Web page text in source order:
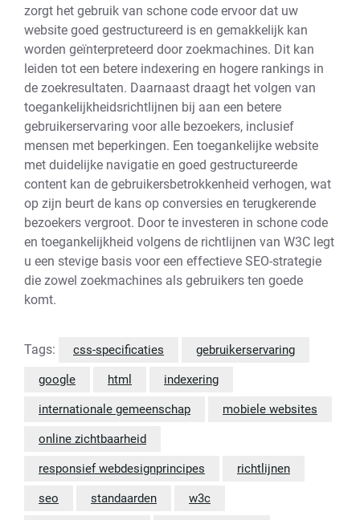
zorgt het gebruik van schone code ervoor dat uw
website goed gestructureerd is en gemakkelijk kan
worden geïnterpreteerd door zoekmachines. Dit kan
leiden tot een betere indexering en hogere rankings in
de zoekresultaten. Daarnaast draagt het volgen van
toegankelijkheidsrichtlijnen bij aan een betere
gebruikerservaring voor alle bezoekers, inclusief
mensen met beperkingen. Een toegankelijke website
met duidelijke navigatie en goed gestructureerde
content kan de gebruikersbetrokkenheid verhogen, wat
op zijn beurt de kans op conversies en terugkerende
bezoekers vergroot. Door te investeren in schone code
en toegankelijkheid volgens de richtlijnen van W3C legt
u een stevige basis voor een effectieve SEO-strategie
die zowel zoekmachines als gebruikers ten goede
komt.
Tags: css-specificaties gebruikerservaring
google html indexering
internationale gemeenschap mobiele websites
online zichtbaarheid
responsief webdesignprincipes richtlijnen
seo standaarden w3c